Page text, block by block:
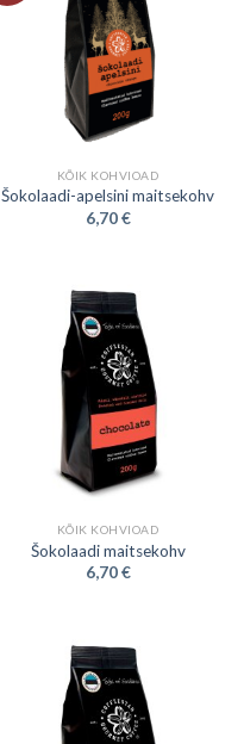
KÕIK KOHVIOAD
Šokolaadi-apelsini maitsekohv
6,70€
KÕIK KOHVIOAD
Šokolaadi maitsekohv
6,70€